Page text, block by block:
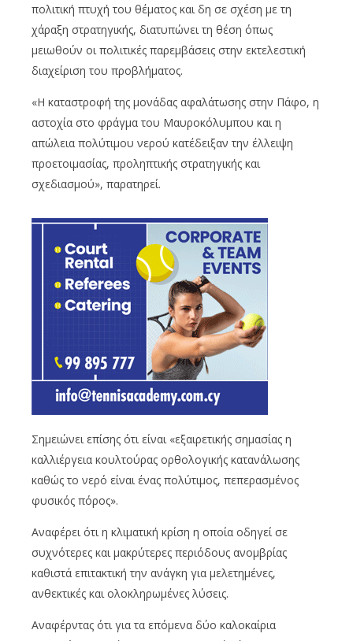
πολιτική πτυχή του θέματος και δη σε σχέση με τη
χάραξη στρατηγικής, διατυπώνει τη θέση όπως
μειωθούν οι πολιτικές παρεμβάσεις στην εκτελεστική
διαχείριση του προβλήματος.
«Η καταστροφή της μονάδας αφαλάτωσης στην Πάφο, η
αστοχία στο φράγμα του Μαυροκόλυμπου και η
απώλεια πολύτιμου νερού κατέδειξαν την έλλειψη
προετοιμασίας, προληπτικής στρατηγικής και
σχεδιασμού», παρατηρεί.
Σημειώνει επίσης ότι είναι «εξαιρετικής σημασίας η
καλλιέργεια κουλτούρας ορθολογικής κατανάλωσης
καθώς το νερό είναι ένας πολύτιμος, πεπερασμένος
φυσικός πόρος».
Αναφέρει ότι η κλιματική κρίση η οποία οδηγεί σε
συχνότερες και μακρύτερες περιόδους ανομβρίας
καθιστά επιτακτική την ανάγκη για μελετημένες,
ανθεκτικές και ολοκληρωμένες λύσεις.
Αναφέρντας ότι για τα επόμενα δύο καλοκαίρια